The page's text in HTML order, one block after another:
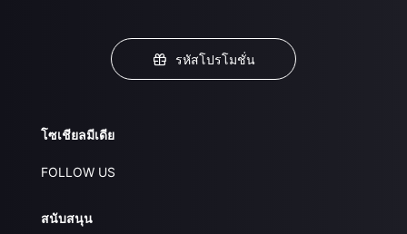
รหัสโปรโมชั่น
โซเชียลมีเดีย
FOLLOW US
สนับสนุน